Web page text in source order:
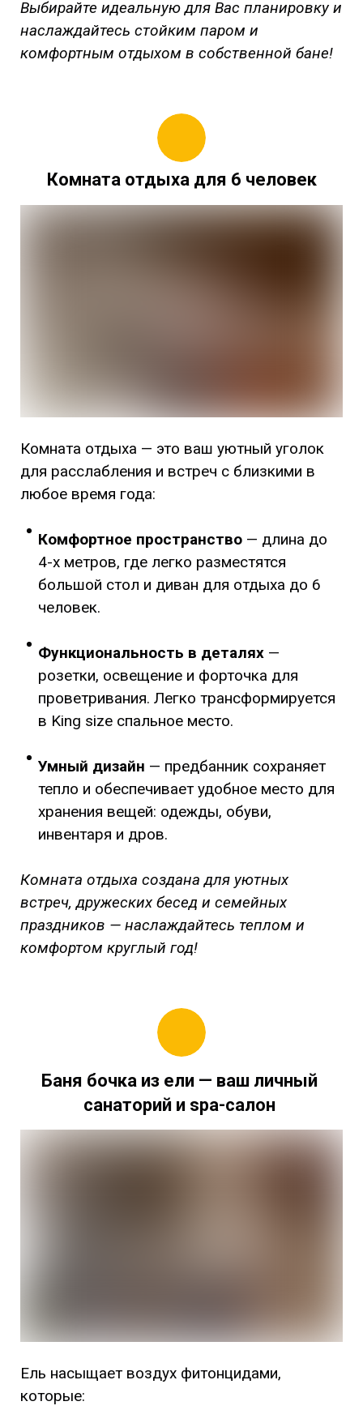
Выбирайте идеальную для Вас планировку и
наслаждайтесь стойким паром и
комфортным отдыхом в собственной бане!
Комната отдыха для 6 человек
Комната отдыха — это ваш уютный уголок
для расслабления и встреч с близкими в
любое время года:
Комфортное пространство — длина до
4-х метров, где легко разместятся
большой стол и диван для отдыха до 6
человек.
Функциональность в деталях —
розетки, освещение и форточка для
проветривания. Легко трансформируется
в King size спальное место.
Умный дизайн — предбанник сохраняет
тепло и обеспечивает удобное место для
хранения вещей: одежды, обуви,
инвентаря и дров.
Комната отдыха создана для уютных
встреч, дружеских бесед и семейных
праздников — наслаждайтесь теплом и
комфортом круглый год!
Баня бочка из ели — ваш личный
санаторий и spa-салон
Ель насыщает воздух фитонцидами,
которые: